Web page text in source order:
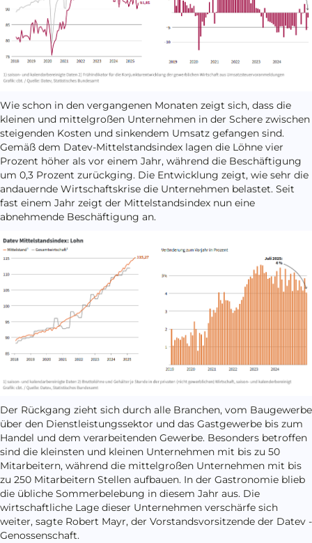
Wie schon in den vergangenen Monaten zeigt sich, dass die
kleinen und mittelgroßen Unternehmen in der Schere zwischen
steigenden Kosten und sinkendem Umsatz gefangen sind.
Gemäß dem Datev-Mittelstandsindex lagen die Löhne vier
Prozent höher als vor einem Jahr, während die Beschäftigung
um 0,3 Prozent zurückging. Die Entwicklung zeigt, wie sehr die
andauernde Wirtschaftskrise die Unternehmen belastet. Seit
fast einem Jahr zeigt der Mittelstandsindex nun eine
abnehmende Beschäftigung an.
Der Rückgang zieht sich durch alle Branchen, vom Baugewerbe
über den Dienstleistungssektor und das Gastgewerbe bis zum
Handel und dem verarbeitenden Gewerbe. Besonders betroffen
sind die kleinsten und kleinen Unternehmen mit bis zu 50
Mitarbeitern, während die mittelgroßen Unternehmen mit bis
zu 250 Mitarbeitern Stellen aufbauen. In der Gastronomie blieb
die übliche Sommerbelebung in diesem Jahr aus. Die
wirtschaftliche Lage dieser Unternehmen verschärfe sich
weiter, sagte Robert Mayr, der Vorstandsvorsitzende der Datev -
Genossenschaft.